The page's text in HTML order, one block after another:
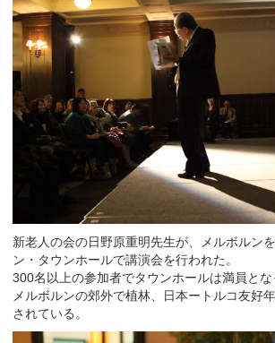
新老人の会の日野原重明先生が、メルボルン
ン・タウンホールで講演会を行われた。
300名以上の参加者でタウンホールは満員とな
メルボルンの郊外で植林、日本ートルコ友好
されている。